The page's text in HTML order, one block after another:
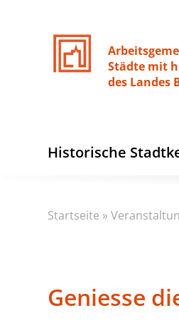
Städte mit
des Landes
Historische
Startseite »
Geniesse